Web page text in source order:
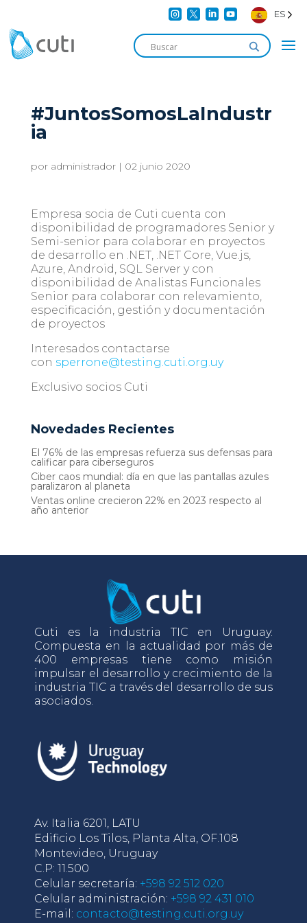
    ES
#JuntosSomosLaIndustr
ia
por administrador| 02 junio 2020
Empresa socia de Cuti cuenta con
disponibilidad de programadores Senior y
Semi-senior para colaborar en proyectos
de desarrollo en .NET, .NET Core, Vue.js,
Azure, Android, SQL Server y con
disponibilidad de Analistas Funcionales
Senior para colaborar con relevamiento,
especificación, gestión y documentación
de proyectos
Interesados contactarse
con sperrone@testing.cuti.org.uy
Exclusivo socios Cuti
Novedades Recientes
El 76% de las empresas refuerza sus defensas para
calificar para ciberseguros
Ciber caos mundial: día en que las pantallas azules
paralizaron al planeta
Ventas online crecieron 22% en 2023 respecto al
año anterior
Cuti es la industria TIC en Uruguay.
Compuesta en la actualidad por más de
400 empresas tiene como misión
impulsar el desarrollo y crecimiento de la
industria TIC a través del desarrollo de sus
asociados.
Av. Italia 6201, LATU
Edificio Los Tilos, Planta Alta, OF.108
Montevideo, Uruguay
C.P: 11.500
Celular secretaría: +598 92 512 020
Celular administración: +598 92 431 010
E-mail: contacto@testing.cuti.org.uy